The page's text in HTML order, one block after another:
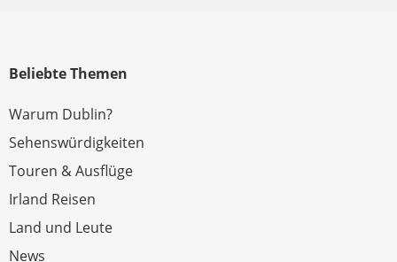
Beliebte Themen
Warum Dublin?
Sehenswürdigkeiten
Touren & Ausflüge
Irland Reisen
Land und Leute
News